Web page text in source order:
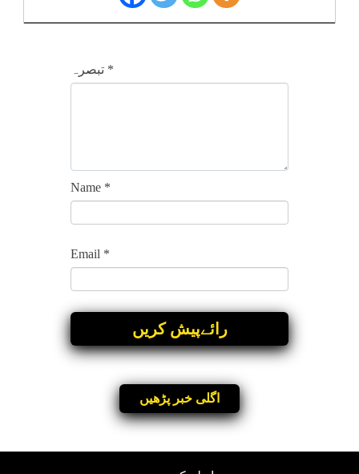
تبصرہ *
Name *
Email *
اگلی خبر پڑھیں